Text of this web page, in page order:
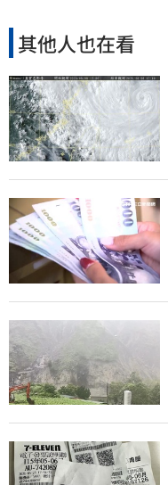
其他人也在看